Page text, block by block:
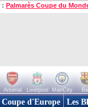
: Palmarès Coupe du
Arsenal Liverpool ManCity
Coupe d'Europe Les